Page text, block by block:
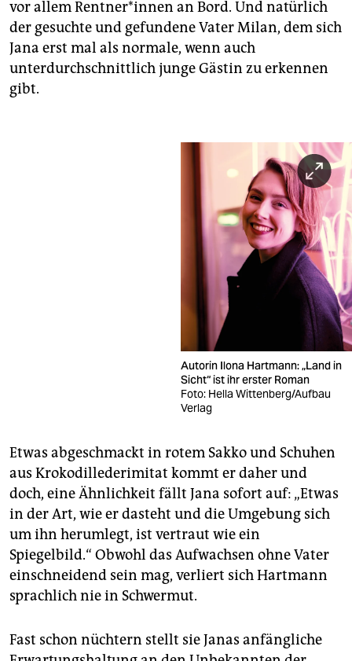
vor allem Rentner*innen an Bord. Und natürlich
der gesuchte und gefundene Vater Milan, dem sich
Jana erst mal als normale, wenn auch
unterdurchschnittlich junge Gästin zu erkennen
gibt.
Autorin Ilona Hartmann: „Land in
Sicht“ ist ihr erster Roman
Foto: Hella Wittenberg/Aufbau
Verlag
Etwas abgeschmackt in rotem Sakko und Schuhen
aus Krokodillederimitat kommt er daher und
doch, eine Ähnlichkeit fällt Jana sofort auf: „Etwas
in der Art, wie er dasteht und die Umgebung sich
um ihn herumlegt, ist vertraut wie ein
Spiegelbild.“ Obwohl das Aufwachsen ohne Vater
einschneidend sein mag, verliert sich Hartmann
sprachlich nie in Schwermut.
Fast schon nüchtern stellt sie Janas anfängliche